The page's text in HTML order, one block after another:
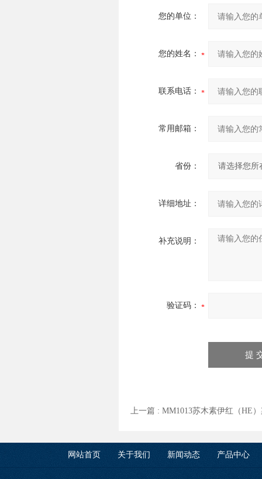
您的单位：
您的姓名：
联系电话：
常用邮箱：
省份：
详细地址：
补充说明：
验证码：
上一篇 : MM1013苏木素伊红（HE
网站首页 关于我们 新闻动态 产品中心